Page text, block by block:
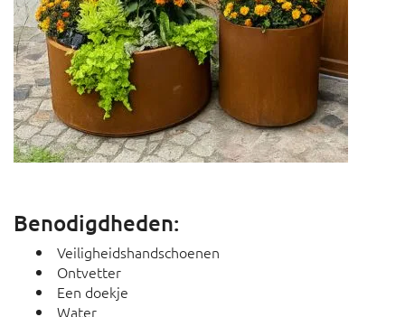
Benodigdheden:
Veiligheidshandschoenen
Ontvetter
Een doekje
Water